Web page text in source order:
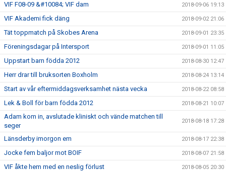
VIF F08-09 &#10084; VIF dam 2018-09-06 19:13
VIF Akademi fick däng 2018-09-02 21:06
Tät toppmatch på Skobes Arena 2018-09-01 23:35
Föreningsdagar på Intersport 2018-09-01 11:05
Uppstart barn födda 2012 2018-08-30 12:47
Herr drar till bruksorten Boxholm 2018-08-24 13:14
Start av vår eftermiddagsverksamhet nästa vecka 2018-08-22 08:58
Lek & Boll för barn födda 2012 2018-08-21 10:07
Adam kom in, avslutade kliniskt och vände matchen till
seger
2018-08-18 17:28
Länsderby imorgon em 2018-08-17 22:38
Jocke fem baljor mot BOIF 2018-08-07 21:58
VIF åkte hem med en neslig förlust 2018-08-05 20:30